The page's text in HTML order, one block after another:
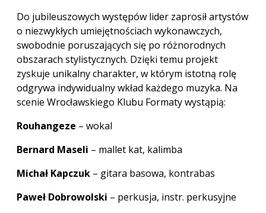
Do jubileuszowych występów lider zaprosił artystów
o niezwykłych umiejętnościach wykonawczych,
swobodnie poruszających się po różnorodnych
obszarach stylistycznych. Dzięki temu projekt
zyskuje unikalny charakter, w którym istotną rolę
odgrywa indywidualny wkład każdego muzyka. Na
scenie Wrocławskiego Klubu Formaty wystąpią:
Rouhangeze – wokal
Bernard Maseli – mallet kat, kalimba
Michał Kapczuk – gitara basowa, kontrabas
Paweł Dobrowolski – perkusja, instr. perkusyjne